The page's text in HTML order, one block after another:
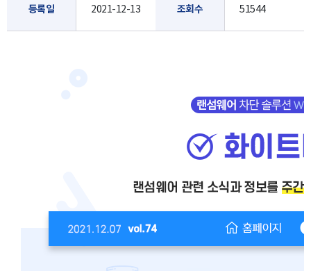
등록일 2021-12-13 조회수 51544